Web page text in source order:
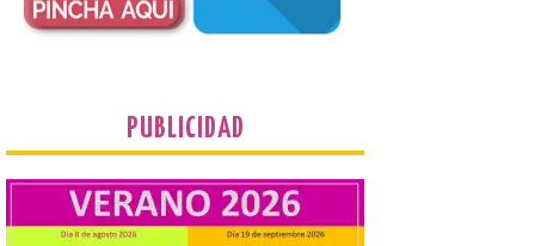
solicitud para la
celebración del Iberia
Eclipse Festival
6 Ago 2026
PUBLICIDAD